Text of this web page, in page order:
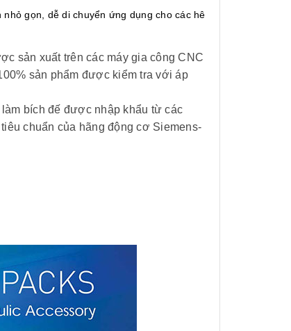
gọn, dễ di chuyển ứng dụng cho các hê
sản xuất trên các máy gia công CNC
sản phẩm được kiểm tra với áp
bích đế được nhập khẩu từ các
chuẩn của hãng động cơ Siemens-